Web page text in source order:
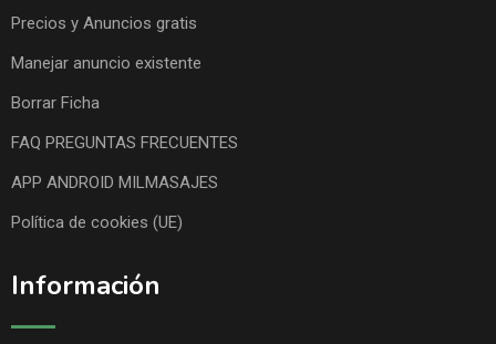
Precios y Anuncios gratis
Manejar anuncio existente
Borrar Ficha
FAQ PREGUNTAS FRECUENTES
APP ANDROID MILMASAJES
Política de cookies (UE)
Información